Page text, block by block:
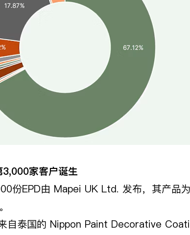
3,000家客户诞生
份EPD由 Mapei UK Ltd. 发布，其产品
自泰国的 Nippon Paint Decorative